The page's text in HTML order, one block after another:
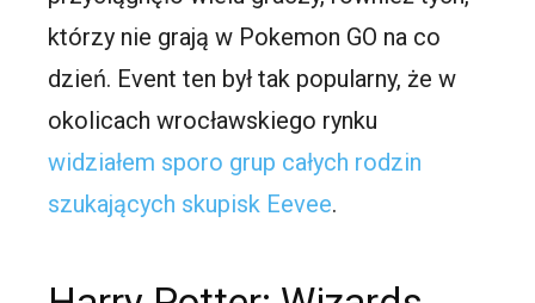
którzy nie grają w Pokemon GO na co
dzień. Event ten był tak popularny, że w
okolicach wrocławskiego rynku
widziałem sporo grup całych rodzin
szukających skupisk Eevee.